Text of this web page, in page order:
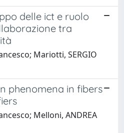
delle ict e ruolo
tra
Mariotti, SERGIO
phenomena in fibers
Melloni, ANDREA